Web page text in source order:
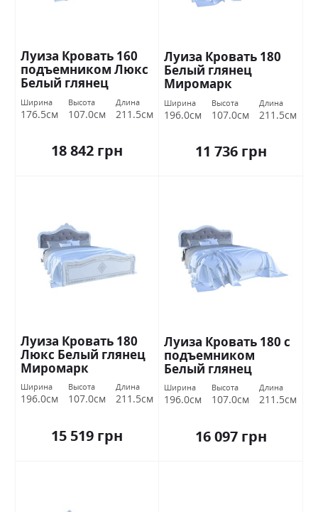
Луиза Кровать 160
подъемником Люкс
Белый глянец
Миромарк
Ширина
176.5см
Высота
107.0см
Длина
211.5см
18 842 грн
Луиза Кровать 180
Белый глянец
Миромарк
Ширина
196.0см
Высота
107.0см
Длина
211.5см
11 736 грн
Луиза Кровать 180
Люкс Белый глянец
Миромарк
Ширина
196.0см
Высота
107.0см
Длина
211.5см
15 519 грн
Луиза Кровать 180 с
подъемником
Белый глянец
Миромарк
Ширина
196.0см
Высота
107.0см
Длина
211.5см
16 097 грн